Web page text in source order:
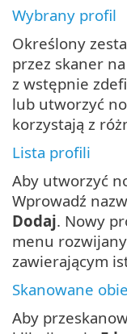
Wybrany profil
Określony
przez skaner
z wstępnie
lub utworzyć
korzystają z
Lista profili
Aby utworzyć
Wprowadź
Dodaj. Nowy
menu
zawierającym
Skanowane
Aby